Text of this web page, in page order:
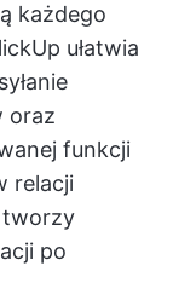
każdego
ułatwia
oraz
funkcji
relacji
tworzy
po